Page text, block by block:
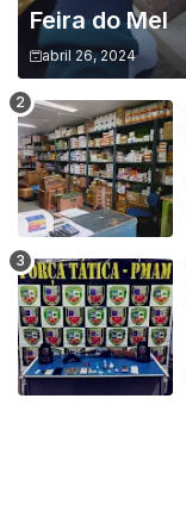
Feira do Mel
abril 26, 2024